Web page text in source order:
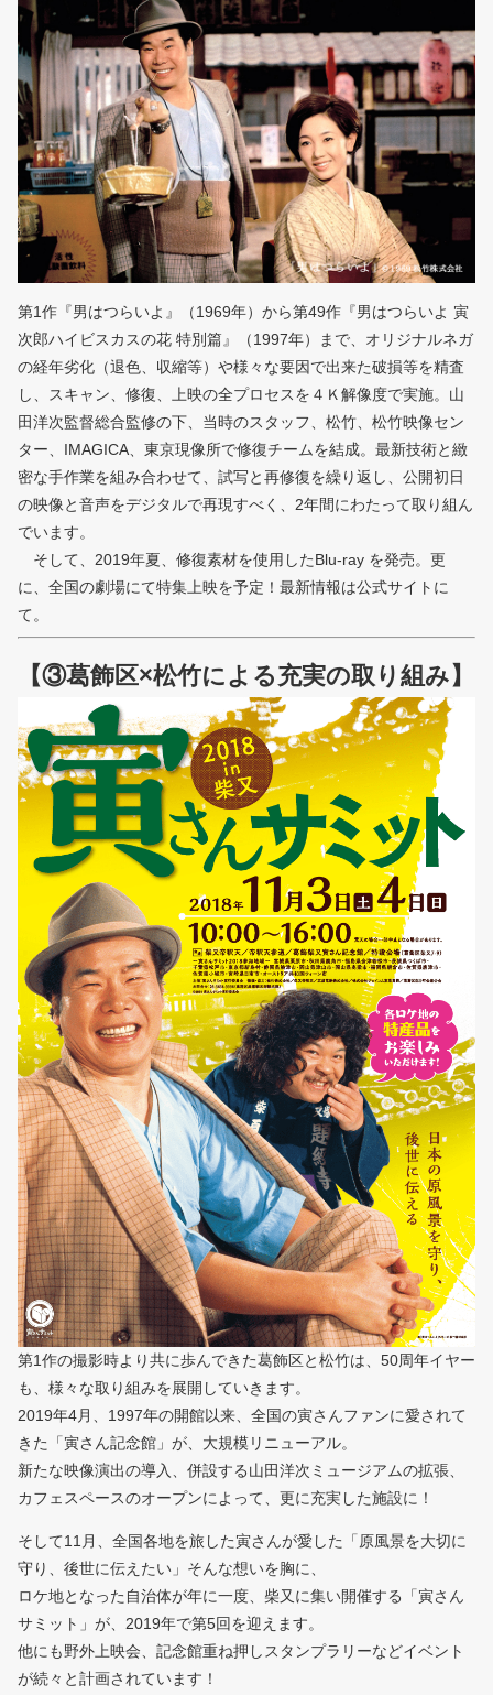
第1作『男はつらいよ』（1969年）から第49作『男はつらいよ 寅
次郎ハイビスカスの花 特別篇』（1997年）まで、オリジナルネガ
の経年劣化（退色、収縮等）や様々な要因で出来た破損等を精査
し、スキャン、修復、上映の全プロセスを４Ｋ解像度で実施。山
田洋次監督総合監修の下、当時のスタッフ、松竹、松竹映像セン
ター、IMAGICA、東京現像所で修復チームを結成。最新技術と緻
密な手作業を組み合わせて、試写と再修復を繰り返し、公開初日
の映像と音声をデジタルで再現すべく、2年間にわたって取り組ん
でいます。
そして、2019年夏、修復素材を使用したBlu-ray を発売。更
に、全国の劇場にて特集上映を予定！最新情報は公式サイトに
て。
【③葛飾区×松竹による充実の取り組み】
第1作の撮影時より共に歩んできた葛飾区と松竹は、50周年イヤー
も、様々な取り組みを展開していきます。
2019年4月、1997年の開館以来、全国の寅さんファンに愛されて
きた「寅さん記念館」が、大規模リニューアル。
新たな映像演出の導入、併設する山田洋次ミュージアムの拡張、
カフェスペースのオープンによって、更に充実した施設に！
そして11月、全国各地を旅した寅さんが愛した「原風景を大切に
守り、後世に伝えたい」そんな想いを胸に、
ロケ地となった自治体が年に一度、柴又に集い開催する「寅さん
サミット」が、2019年で第5回を迎えます。
他にも野外上映会、記念館重ね押しスタンプラリーなどイベント
が続々と計画されています！